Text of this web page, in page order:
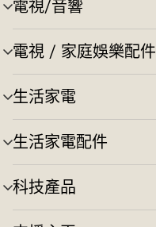
換
電視/音響
選
單
切
換
電視 / 家庭娛樂配件
選
單
切
換
生活家電
選
單
切
換
生活家電配件
選
單
切
換
科技產品
選
單